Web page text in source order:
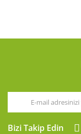
Bizi Takip Edin